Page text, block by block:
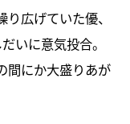
広げていた優、
いに意気投合。
間にか大盛りあが